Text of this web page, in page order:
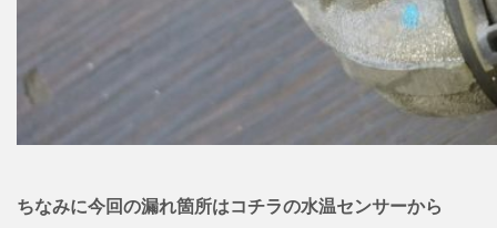
ちなみに今回の漏れ箇所はコチラの水温センサーから